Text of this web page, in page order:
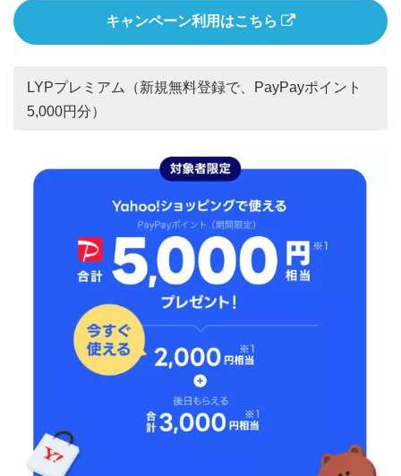
キャンペーン利用はこちら
LYPプレミアム（新規無料登録で、PayPayポイント
5,000円分）